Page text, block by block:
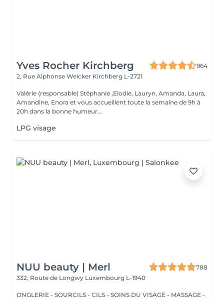
Yves Rocher Kirchberg
964
2, Rue Alphonse Weicker Kirchberg L-2721
Valérie (responsable) Stéphanie ,Elodie, Lauryn, Amanda, Laura,
Amandine, Enora et vous accueillent toute la semaine de 9h à
20h dans la bonne humeur...
LPG visage
NUU beauty | Merl
788
332, Route de Longwy Luxembourg L-1940
ONGLERIE - SOURCILS - CILS - SOINS DU VISAGE - MASSAGE -